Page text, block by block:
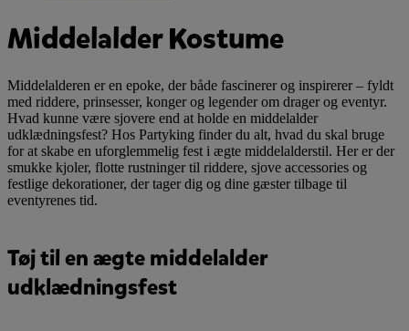
Middelalder Kostume
Middelalderen er en epoke, der både fascinerer og inspirerer – fyldt
med riddere, prinsesser, konger og legender om drager og eventyr.
Hvad kunne være sjovere end at holde en middelalder
udklædningsfest? Hos Partyking finder du alt, hvad du skal bruge
for at skabe en uforglemmelig fest i ægte middelalderstil. Her er der
smukke kjoler, flotte rustninger til riddere, sjove accessories og
festlige dekorationer, der tager dig og dine gæster tilbage til
eventyrenes tid.
Tøj til en ægte middelalder
udklædningsfest